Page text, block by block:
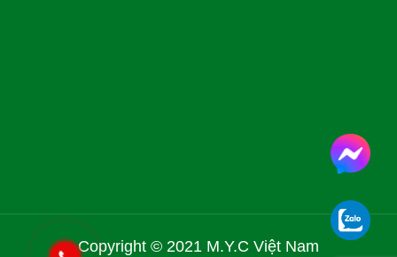
Copyright © 2021 M.Y.C Việt Nam